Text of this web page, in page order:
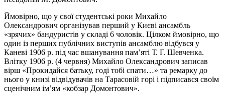
Ймовірно, що у свої студентські роки Михайло
Олександрович організував перший у Києві ансамбль
«зрячих» бандуристів у складі 6 чоловік. Цілком ймовірно, що
один із перших публічних виступів ансамблю відбувся у
Каневі 1906 р. під час вшанування пам’яті Т. Г. Шевченка.
Влітку 1906 р. (4 червня) Михайло Олександрович записав
вірш «Прокидайся батьку, годі тобі спати…» та ремарку до
нього у книзі відвідувачів на Тарасовій горі і підписався своїм
сценічним ім’ям «кобзар Домонтович».